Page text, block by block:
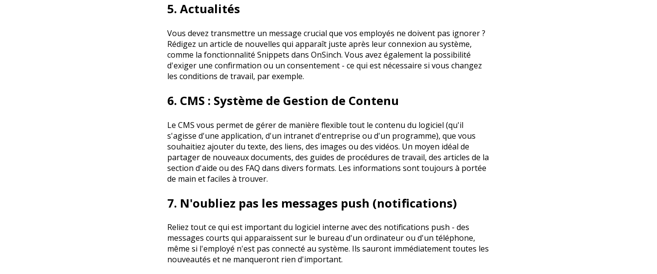
5. Actualités
Vous devez transmettre un message crucial que vos employés ne doivent pas ignorer ?
Rédigez un article de nouvelles qui apparaît juste après leur connexion au système,
comme la fonctionnalité Snippets dans OnSinch. Vous avez également la possibilité
d'exiger une confirmation ou un consentement - ce qui est nécessaire si vous changez
les conditions de travail, par exemple.
6. CMS : Système de Gestion de Contenu
Le CMS vous permet de gérer de manière flexible tout le contenu du logiciel (qu'il
s'agisse d'une application, d'un intranet d'entreprise ou d'un programme), que vous
souhaitiez ajouter du texte, des liens, des images ou des vidéos. Un moyen idéal de
partager de nouveaux documents, des guides de procédures de travail, des articles de la
section d'aide ou des FAQ dans divers formats. Les informations sont toujours à portée
de main et faciles à trouver.
7. N'oubliez pas les messages push (notifications)
Reliez tout ce qui est important du logiciel interne avec des notifications push - des
messages courts qui apparaissent sur le bureau d'un ordinateur ou d'un téléphone,
même si l'employé n'est pas connecté au système. Ils sauront immédiatement toutes les
nouveautés et ne manqueront rien d'important.